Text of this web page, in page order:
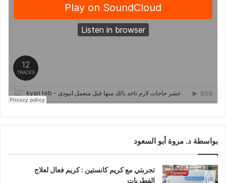
بواسطة د. مروة أبو السعود
تجربتي مع كريم كانستين : كريم فعال لعلاج
الفطريات